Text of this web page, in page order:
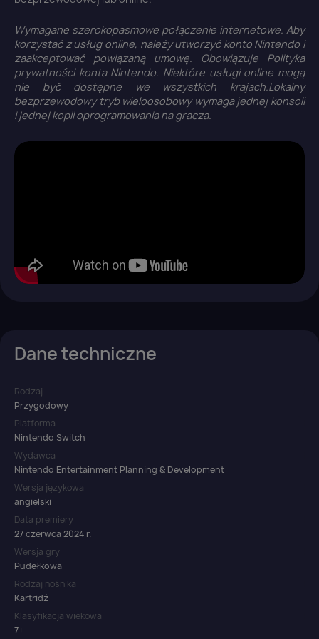
Wymagane szerokopasmowe połączenie internetowe. Aby
korzystać z usług online, należy utworzyć konto Nintendo i
zaakceptować powiązaną umowę. Obowiązuje Polityka
prywatności konta Nintendo. Niektóre usługi online mogą
nie być dostępne we wszystkich krajach.Lokalny
bezprzewodowy tryb wieloosobowy wymaga jednej konsoli
i jednej kopii oprogramowania na gracza.
Dane techniczne
Rodzaj
Przygodowy
Platforma
Nintendo Switch
Wydawca
Nintendo Entertainment Planning & Development
Wersja językowa
angielski
Data premiery
27 czerwca 2024 r.
Wersja gry
Pudełkowa
Rodzaj nośnika
Kartridż
Klasyfikacja wiekowa
7+
Zaloguj się ×
You need to be logged in to save products in your
wish list.